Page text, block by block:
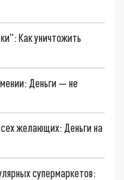
Как уничтожить
Деньги — не
желающих: Деньги на
супермаркетов: